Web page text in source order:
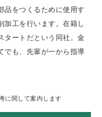
品をつくるために使用す
加工を行います。在籍し
タートだという同社。金
でも、先輩が一から指導
に関して案内します